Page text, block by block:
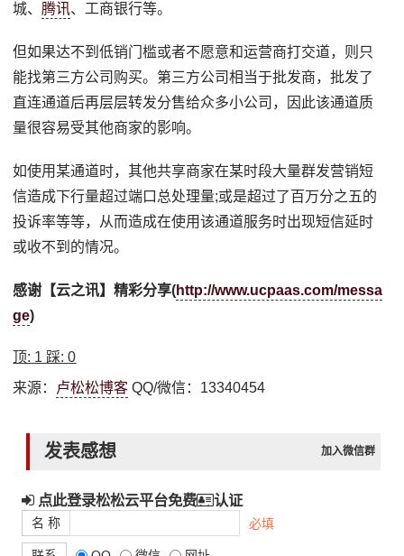
城、 腾讯、工商银行等。
但如果达不到低销门槛或者不愿意和运营商打交道，则只
能找第三方公司购买。第三方公司相当于批发商，批发了
直连通道后再层层转发分售给众多小公司，因此该通道质
量很容易受其他商家的影响。
如使用某通道时，其他共享商家在某时段大量群发营销短
信造成下行量超过端口总处理量;或是超过了百万分之五的
投诉率等等，从而造成在使用该通道服务时出现短信延时
或收不到的情况。
感谢【云之讯】精彩分享(http://www.ucpaas.com/messa
ge)
顶: 1 踩:0
来源： 卢松松博客 QQ/微信：13340454
发表感想 加入微信群
点此登录松松云平台免费 认证
名 称 必填